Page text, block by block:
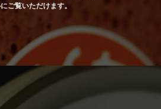
ご覧いただけます。